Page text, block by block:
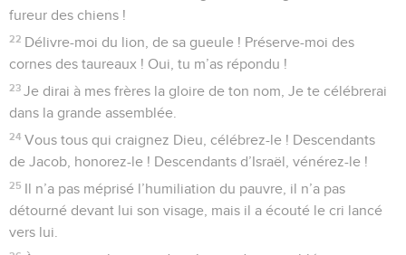
11 Dès mon jeune âge, j’ai été placé sous ta garde Et depuis
ma naissance, tu es mon Dieu.
12 Ne reste pas si loin de moi, car l’angoisse m’étreint, Et
personne ne vient pour m’aider ou me secourir.
13 De nombreux taureaux m’environnent. Les fortes bêtes de
Basan sont tout autour de moi.
14 Ils ouvrent largement leurs mufles contre moi, Ils sont
comme un lion qui déchire et rugit.
15 Je suis comme une eau qui s’écoule, tous mes os se sont
disjoints. Mon cœur est pareil à la cire, on dirait qu’il se fond